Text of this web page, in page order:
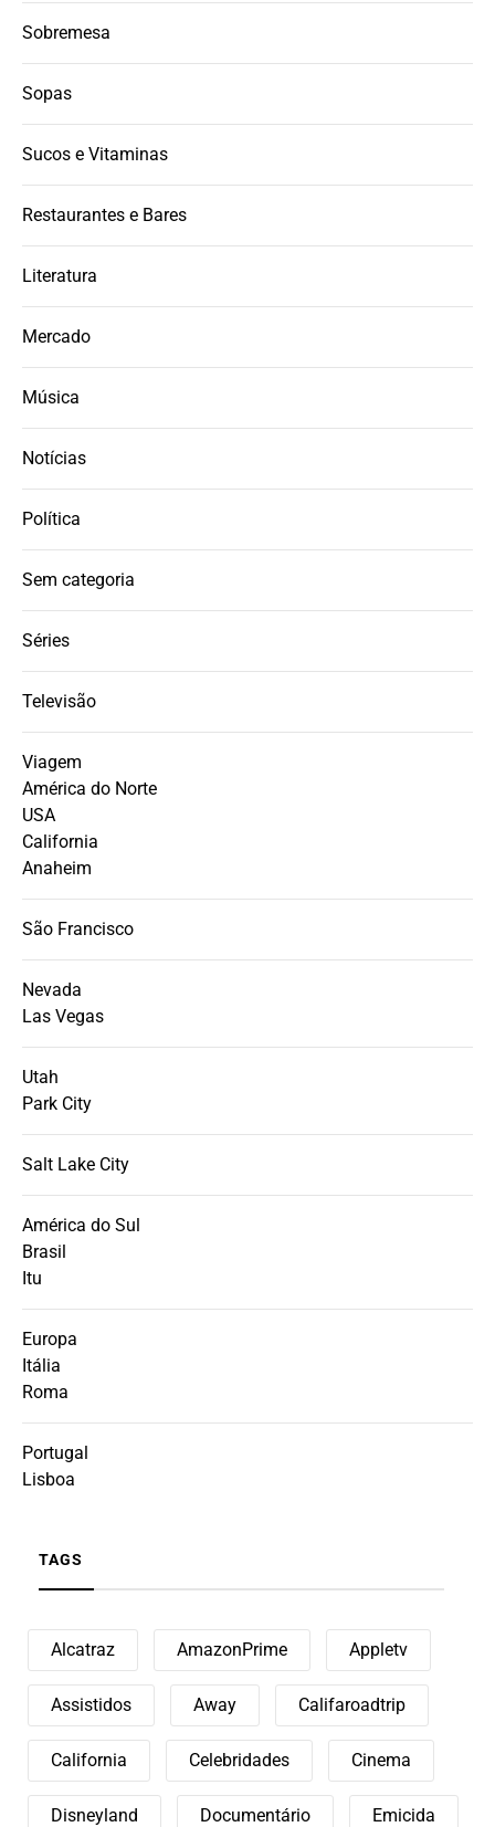
Sobremesa
Sopas
Sucos e Vitaminas
Restaurantes e Bares
Literatura
Mercado
Música
Notícias
Política
Sem categoria
Séries
Televisão
Viagem
América do Norte
USA
California
Anaheim
São Francisco
Nevada
Las Vegas
Utah
Park City
Salt Lake City
América do Sul
Brasil
Itu
Europa
Itália
Roma
Portugal
Lisboa
TAGS
Alcatraz AmazonPrime Appletv
Assistidos Away Califaroadtrip
California Celebridades Cinema
Disneyland Documentário Emicida